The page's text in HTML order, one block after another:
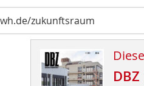
zukunftsraum